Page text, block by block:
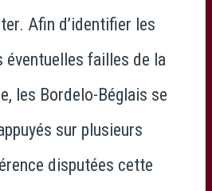
Afin d’identifier les
failles de la
les Bordelo-Béglais se
sur plusieurs
disputées cette